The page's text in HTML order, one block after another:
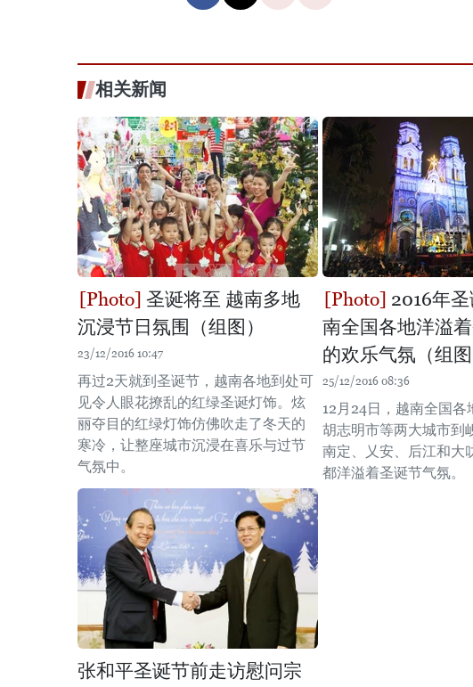
相关新闻
圣诞将至 越南多地
沉浸节日氛围（组图）
23/12/2016 10:47
再过2天就到圣诞节，越南各地到处可
见令人眼花撩乱的红绿圣诞灯饰。炫
丽夺目的红绿灯饰仿佛吹走了冬天的
寒冷，让整座城市沉浸在喜乐与过节
气氛中。
2016年
南全国各地洋溢
的欢乐气氛（组图
25/12/2016 08:36
12月24日，越南全国各
胡志明市等两大城市到
南定、乂安、后江和大
都洋溢着圣诞节气氛。
张和平圣诞节前走访慰问宗